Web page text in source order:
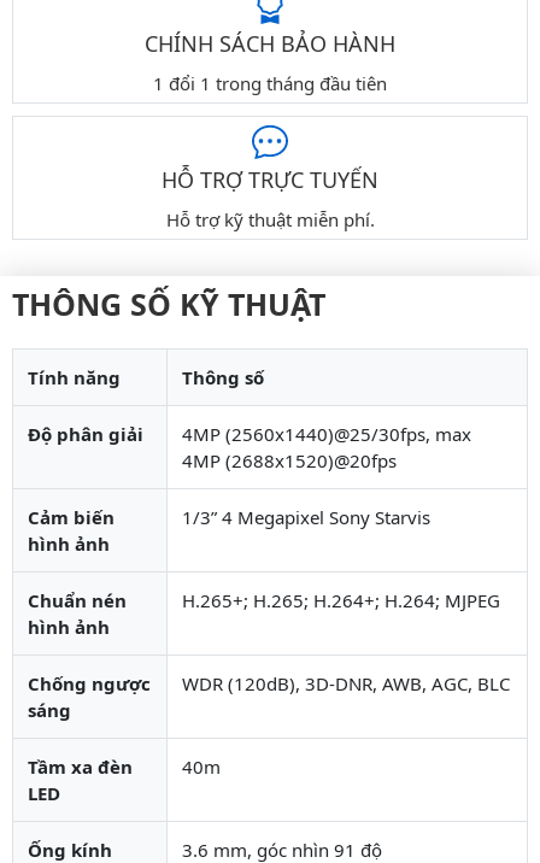
CHÍNH SÁCH BẢO HÀNH
1 đổi 1 trong tháng đầu tiên
HỖ TRỢ TRỰC TUYẾN
Hỗ trợ kỹ thuật miễn phí.
THÔNG SỐ KỸ THUẬT
Tính năng Thông số
Độ phân giải
4MP (2560x1440)@25/30fps, max
4MP (2688x1520)@20fps
Cảm biến
hình ảnh
1/3” 4 Megapixel Sony Starvis
Chuẩn nén
hình ảnh
H.265+; H.265; H.264+; H.264; MJPEG
Chống ngược
sáng
WDR (120dB), 3D-DNR, AWB, AGC, BLC
Tầm xa đèn
LED
40m
Ống kính 3.6 mm, góc nhìn 91 độ